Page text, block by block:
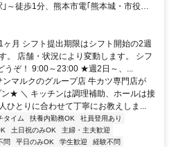
～徒歩1分、熊本市電｢熊本城・市役所
月 シフト提出期限はシフト開始の2週
。 店舗・状況により変動します。 シフ
うぞ！ 9:00～23:00 ★週2日～、...
マルクのグループ店 牛カツ専門店が
ン★ ＼ キッチンは調理補助、ホールは接
ひとりに合わせて丁寧にお教えしま...
タイム 扶養内勤務OK
社員登用あり
土日祝のみOK
主婦・主夫歓迎
問 平日のみOK 学生歓迎
経験不問